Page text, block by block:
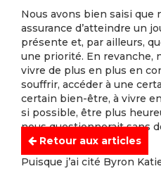
Retour aux articles
Nous avons bien saisi que
assurance d’atteindre un
présente et, par ailleurs,
une priorité. En revanche,
vivre de plus en plus en
souffrir, accéder à une
certain bien-être, à vivre
si possible, être plus
nous questionnerait sans
heureux ? ».
Puisque j’ai cité Byron